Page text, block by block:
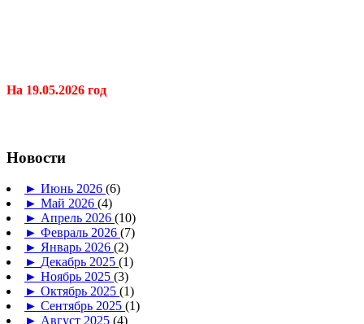
На 19.05.2026 год
Новости
► Июнь 2026 (6)
► Май 2026 (4)
► Апрель 2026 (10)
► Февраль 2026 (7)
► Январь 2026 (2)
► Декабрь 2025 (1)
► Ноябрь 2025 (3)
► Октябрь 2025 (1)
► Сентябрь 2025 (1)
► Август 2025 (4)